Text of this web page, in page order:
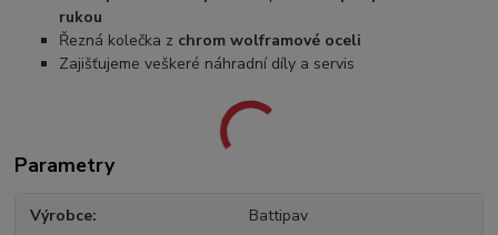
rukou
Řezná kolečka z chrom wolframové oceli
Zajišťujeme veškeré náhradní díly a servis
Parametry
Výrobce Battipav